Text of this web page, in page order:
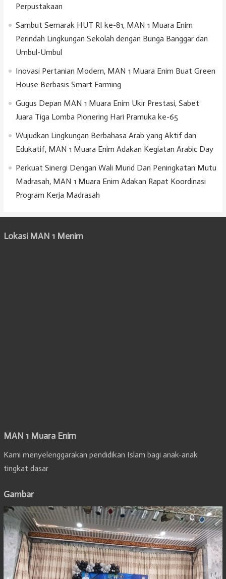
Perpustakaan
Sambut Semarak HUT RI ke-81, MAN 1 Muara Enim
Perindah Lingkungan Sekolah dengan Bunga Banggar dan
Umbul-Umbul
Inovasi Pertanian Modern, MAN 1 Muara Enim Buat Green
House Berbasis Smart Farming
Gugus Depan MAN 1 Muara Enim Ukir Prestasi, Sabet
Juara Tiga Lomba Pionering Hari Pramuka ke-65
Wujudkan Lingkungan Berbahasa Arab yang Aktif dan
Edukatif, MAN 1 Muara Enim Adakan Kegiatan Arabic Day
Perkuat Sinergi Dengan Wali Murid Dan Peningkatan Mutu
Madrasah, MAN 1 Muara Enim Adakan Rapat Koordinasi
Program Kerja Madrasah
Lokasi MAN 1 Menim
MAN 1 Muara Enim
Kami menyelenggarakan pendidikan Islam bagi anak-anak
tingkat dasar
Gambar